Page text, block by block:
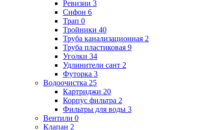
Ревизии 3
Сифон 6
Трап 0
Тройники 40
Труба канализационная 2
Труба пластиковая 9
Уголки 34
Удлинители сант 2
Футорка 3
Водоочистка 25
Картриджи 20
Корпус фильтра 2
Фильтры для воды 3
Вентили 0
Клапан 2